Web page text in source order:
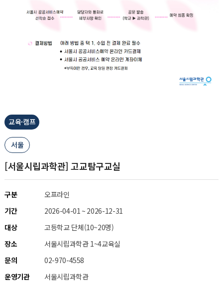
교육·캠프
서울
[서울시립과학관] 고교탐구교실
구분
오프라인
기간
2026-04-01 ~ 2026-12-31
대상
고등학교 단체(10~20명)
장소
서울시립과학관 1~4교육실
문의
02-970-4558
운영기관
서울시립과학관